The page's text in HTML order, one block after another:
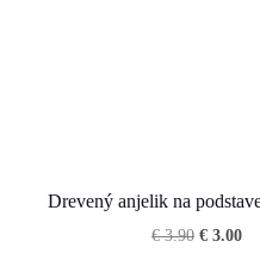
Drevený anjelik na
€3.90 Pôvodná
€ 3.00